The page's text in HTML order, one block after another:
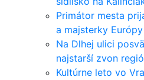
Primátor mesta
a majsterky
Na Dlhej ulici
najstarší zvon
Kultúrne leto vo